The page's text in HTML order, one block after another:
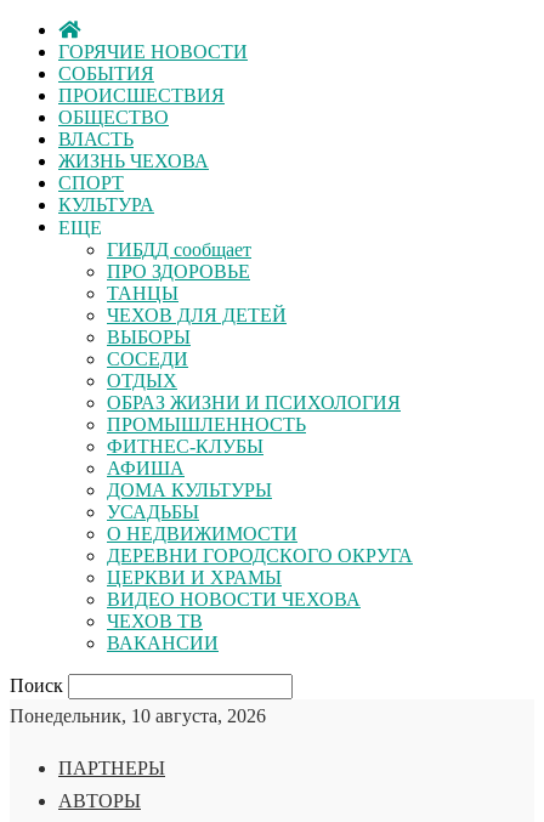
ГОРЯЧИЕ НОВОСТИ
СОБЫТИЯ
ПРОИСШЕСТВИЯ
ОБЩЕСТВО
ВЛАСТЬ
ЖИЗНЬ ЧЕХОВА
СПОРТ
КУЛЬТУРА
ЕЩЕ
ГИБДД сообщает
ПРО ЗДОРОВЬЕ
ТАНЦЫ
ЧЕХОВ ДЛЯ ДЕТЕЙ
ВЫБОРЫ
СОСЕДИ
ОТДЫХ
ОБРАЗ ЖИЗНИ И ПСИХОЛОГИЯ
ПРОМЫШЛЕННОСТЬ
ФИТНЕС-КЛУБЫ
АФИША
ДОМА КУЛЬТУРЫ
УСАДЬБЫ
О НЕДВИЖИМОСТИ
ДЕРЕВНИ ГОРОДСКОГО ОКРУГА
ЦЕРКВИ И ХРАМЫ
ВИДЕО НОВОСТИ ЧЕХОВА
ЧЕХОВ ТВ
ВАКАНСИИ
Поиск
Понедельник, 10 августа, 2026
ПАРТНЕРЫ
АВТОРЫ